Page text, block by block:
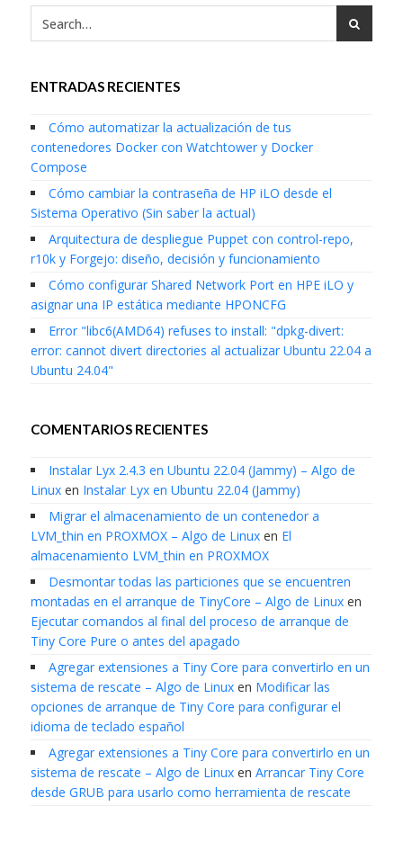
ENTRADAS RECIENTES
Cómo automatizar la actualización de tus
contenedores Docker con Watchtower y Docker
Compose
Cómo cambiar la contraseña de HP iLO desde el
Sistema Operativo (Sin saber la actual)
Arquitectura de despliegue Puppet con control-repo,
r10k y Forgejo: diseño, decisión y funcionamiento
Cómo configurar Shared Network Port en HPE iLO y
asignar una IP estática mediante HPONCFG
Error "libc6(AMD64) refuses to install: "dpkg-divert:
error: cannot divert directories al actualizar Ubuntu 22.04 a
Ubuntu 24.04"
COMENTARIOS RECIENTES
Instalar Lyx 2.4.3 en Ubuntu 22.04 (Jammy) – Algo de
Linuxen Instalar Lyx en Ubuntu 22.04 (Jammy)
Migrar el almacenamiento de un contenedor a
LVM_thin en PROXMOX – Algo de Linuxen El
almacenamiento LVM_thin en PROXMOX
Desmontar todas las particiones que se encuentren
montadas en el arranque de TinyCore – Algo de Linuxen
Ejecutar comandos al final del proceso de arranque de
Tiny Core Pure o antes del apagado
Agregar extensiones a Tiny Core para convertirlo en un
sistema de rescate – Algo de Linuxen Modificar las
opciones de arranque de Tiny Core para configurar el
idioma de teclado español
Agregar extensiones a Tiny Core para convertirlo en un
sistema de rescate – Algo de Linuxen Arrancar Tiny Core
desde GRUB para usarlo como herramienta de rescate